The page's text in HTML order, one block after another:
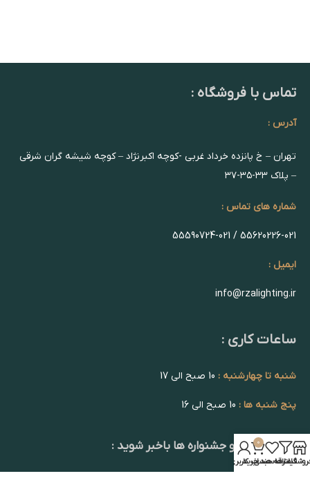
تماس با فروشگاه :
آدرس :
تهران – خ پانزده خرداد غربی -کوچه اکبرنژاد – کوچه شیشه گران شرقی
– پلاک ۳۳-۳۵-۳۷
شماره های تماس :
55620226-021 / 55590724-021
ایمیل :
info@rzalighting.ir
ساعات کاری :
شنبه تا چهارشنبه :
پنج شنبه ها :
از تخفیف ها و جشنواره ها باخبر شوید :
فیلترها
علاقه مندی
0
سبد خرید
حساب کاربری من